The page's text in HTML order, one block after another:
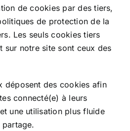
de cookies par des tiers,
de protection de la
Les seuls cookies tiers
sur notre site sont ceux des
déposent des cookies afin
connecté(e) à leurs
une utilisation plus fluide